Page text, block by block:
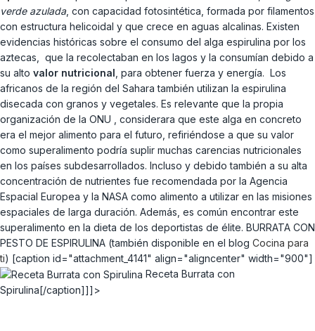
verde azulada, con capacidad fotosintética, formada por filamentos
con estructura helicoidal y que crece en aguas alcalinas. Existen
evidencias históricas sobre el consumo del alga espirulina por los
aztecas, que la recolectaban en los lagos y la consumían debido a
su alto valor nutricional , para obtener fuerza y energía. Los
africanos de la región del Sahara también utilizan la espirulina
disecada con granos y vegetales. Es relevante que la propia
organización de la ONU , considerara que este alga en concreto
era el mejor alimento para el futuro, refiriéndose a que su valor
como superalimento podría suplir muchas carencias nutricionales
en los países subdesarrollados. Incluso y debido también a su alta
concentración de nutrientes fue recomendada por la Agencia
Espacial Europea y la NASA como alimento a utilizar en las misiones
espaciales de larga duración. Además, es común encontrar este
superalimento en la dieta de los deportistas de élite. BURRATA CON
PESTO DE ESPIRULINA (también disponible en el blog Cocina para
ti) [caption id="attachment_4141" align="aligncenter" width="900"]
Receta Burrata con
Spirulina[/caption]]]>